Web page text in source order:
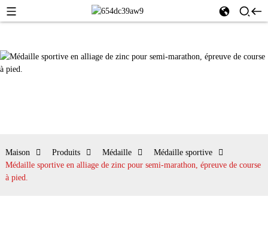
Maison Produits Médaille
Médaille sportive
Médaille sportive en alliage de zinc pour semi-marathon, épreuve de course
à pied.